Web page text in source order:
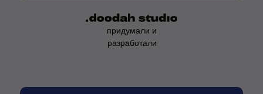
придумали и
разработали